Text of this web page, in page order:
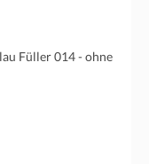
Füller 014 - ohne